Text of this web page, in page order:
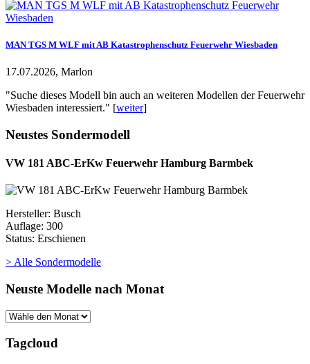
MAN TGS M WLF mit AB Katastrophenschutz Feuerwehr Wiesbaden
17.07.2026, Marlon
"Suche dieses Modell bin auch an weiteren Modellen der Feuerwehr
Wiesbaden interessiert." [weiter]
Neustes Sondermodell
VW 181 ABC-ErKw Feuerwehr Hamburg Barmbek
Hersteller: Busch
Auflage: 300
Status: Erschienen
> Alle Sondermodelle
Neuste Modelle nach Monat
Tagcloud